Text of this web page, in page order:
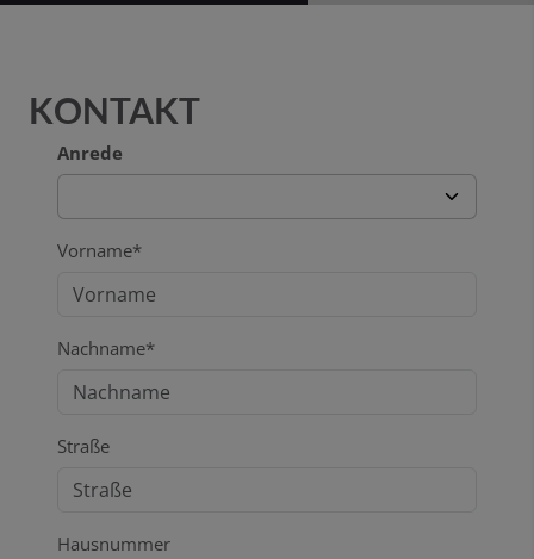
KONTAKT
Anrede
Vorname*
Nachname*
Straße
Hausnummer